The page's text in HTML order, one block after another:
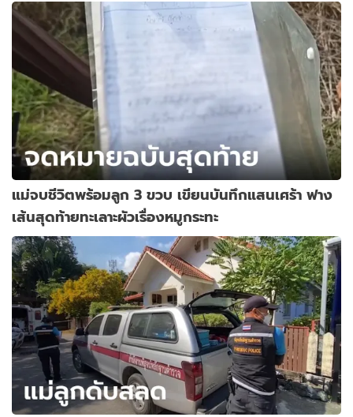
แม่จบชีวิตพร้อมลูก 3 ขวบ เขียนบันทึกแสนเศร้า ฟาง
เส้นสุดท้ายทะเลาะผัวเรื่องหมูกระทะ